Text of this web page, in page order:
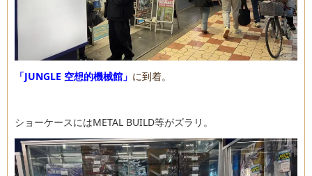
「JUNGLE 空想的機械館」 に到着。
ショーケースにはMETAL BUILD等がズラリ。